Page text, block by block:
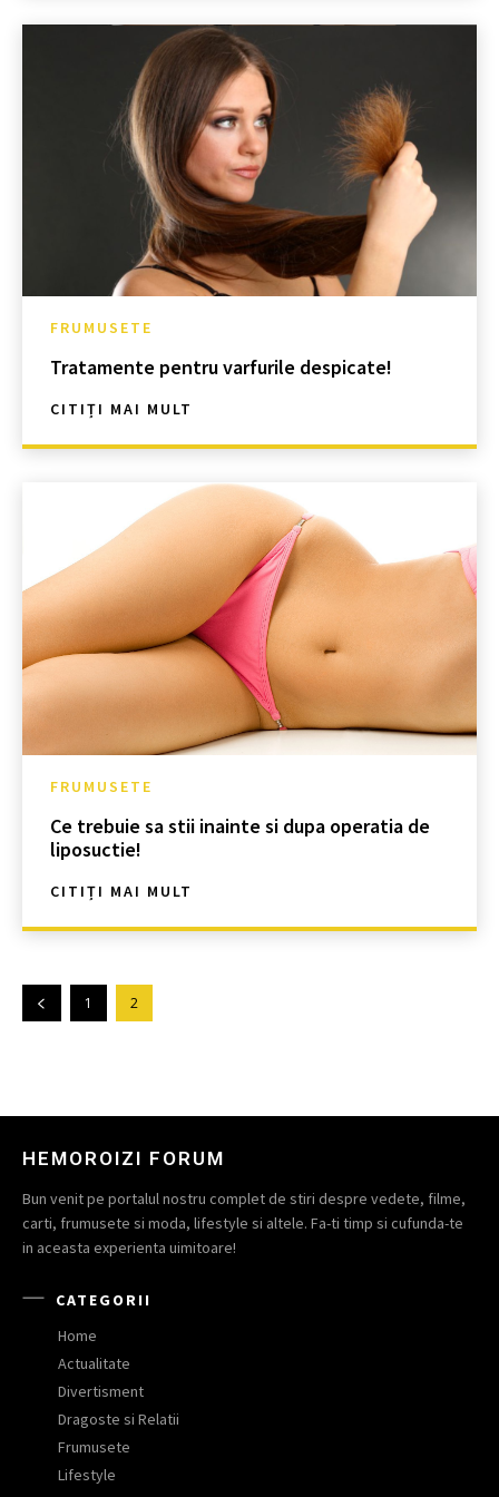
FRUMUSETE
Tratamente pentru varfurile despicate!
CITIȚI MAI MULT
FRUMUSETE
Ce trebuie sa stii inainte si dupa operatia de
liposuctie!
CITIȚI MAI MULT
1 2
HEMOROIZI FORUM
Bun venit pe portalul nostru complet de stiri despre vedete, filme,
carti, frumusete si moda, lifestyle si altele. Fa-ti timp si cufunda-te
in aceasta experienta uimitoare!
CATEGORII
Home
Actualitate
Divertisment
Dragoste si Relatii
Frumusete
Lifestyle